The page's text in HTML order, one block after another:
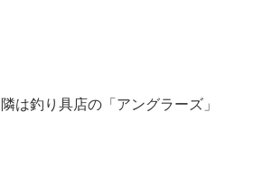
隣は釣り具店の「アングラーズ」